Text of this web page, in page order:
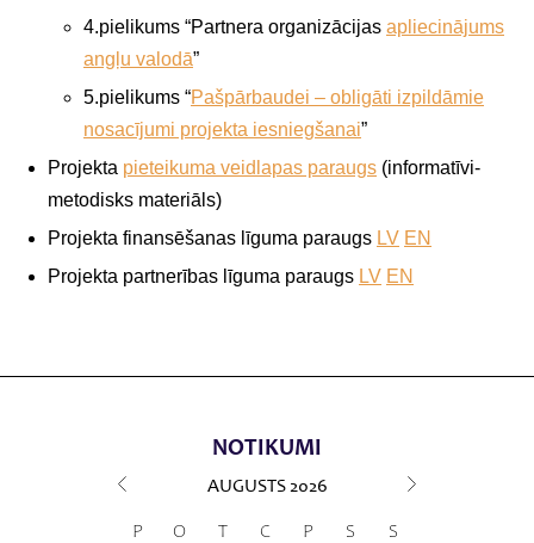
4.pielikums “Partnera organizācijas apliecinājums
angļu valodā”
5.pielikums “Pašpārbaudei – obligāti izpildāmie
nosacījumi projekta iesniegšanai”
Projekta pieteikuma veidlapas paraugs (informatīvi-
metodisks materiāls)
Projekta finansēšanas līguma paraugs LV EN
Projekta partnerības līguma paraugs LV EN
NOTIKUMI
AUGUSTS 2026
P O T C P S
S